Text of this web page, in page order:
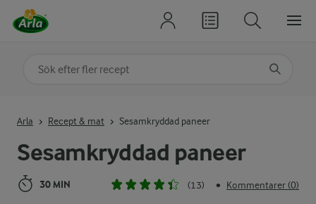
Sesamkryddad paneer
30 MIN (13) • Kommentarer (0)
Arla Recept & mat Sesamkryddad paneer
Sök på kategori eller ingrediens